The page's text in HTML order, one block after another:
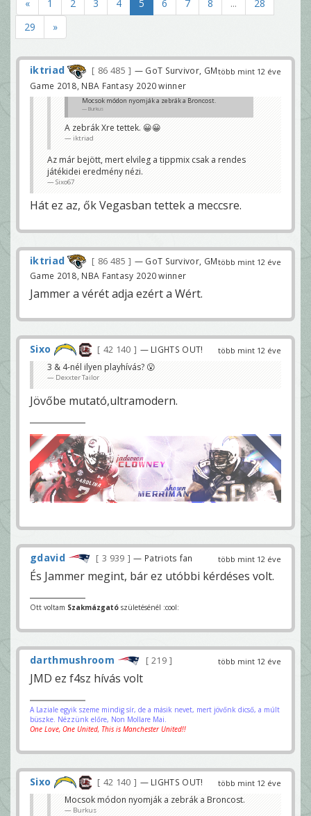
« 1 2 3 4 5 6 7 8 ...
28
29
»
több mint 12 éve
iktriad 86 485
— GoT Survivor, GM
Game 2018, NBA Fantasy 2020 winner
Mocsok módon nyomják a zebrák a Broncost.
Burkus
A zebrák Xre tettek. 😀😀
iktriad
Az már bejött, mert elvileg a tippmix csak a rendes
játékidei eredmény nézi.
Sixo67
Hát ez az, ők Vegasban tettek a meccsre.
több mint 12 éve
iktriad 86 485
— GoT Survivor, GM
Game 2018, NBA Fantasy 2020 winner
Jammer a vérét adja ezért a Wért.
több mint 12 éve
Sixo 42 140 — LIGHTS OUT!
3 & 4-nél ilyen playhívás? 😮
Dexxter Tailor
Jövőbe mutató,ultramodern.
több mint 12 éve
gdavid 3 939 — Patriots fan
És Jammer megint, bár ez utóbbi kérdéses volt.
Ott voltam Szakmázgató születésénél :cool:
több mint 12 éve
darthmushroom 219
JMD ez f4sz hívás volt
A Laziale egyik szeme mindig sír, de a másik nevet, mert jövőnk dicső, a múlt
büszke. Nézzünk előre, Non Mollare Mai.
One Love, One United, This is Manchester United!!
több mint 12 éve
Sixo 42 140 — LIGHTS OUT!
Mocsok módon nyomják a zebrák a Broncost.
Burkus